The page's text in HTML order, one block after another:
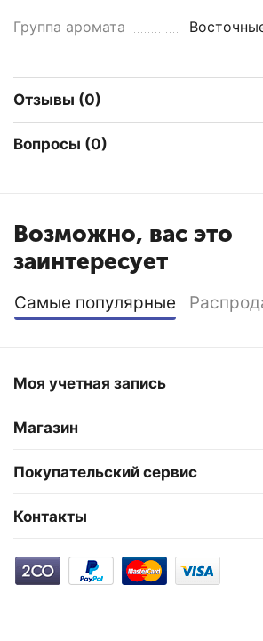
Группа аромата
Отзывы (0)
Вопросы (0)
Возможно, вас это
заинтересует
Самые популярные
Моя учетная запись
Магазин
Покупательский сервис
Контакты